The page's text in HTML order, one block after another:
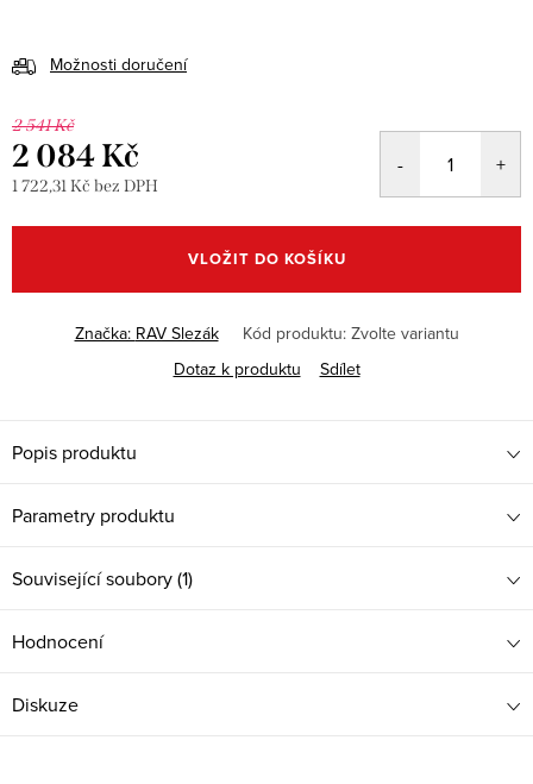
Možnosti doručení
2 541 Kč
2 084 Kč
1 722,31 Kč bez DPH
cena:
VLOŽIT DO KOŠÍKU
Značka: RAV Slezák Kód produktu: Zvolte variantu
Dotaz k produktu
Sdílet
Popis produktu
Parametry produktu
Související soubory (1)
Hodnocení
Diskuze